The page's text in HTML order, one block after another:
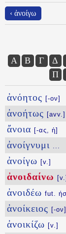
‹ ἀνοίγω
Α Β Γ Δ
Π
ἀνόητος [-ον]
ἀνοήτως [avv.]
ἄνοια [-ας, ἡ]
ἀνοίγνυμι ...
ἀνοίγω [v.]
ἀνοιδαίνω [v.]
ἀνοιδέω fut.
ἀνοίκειος [-ον]
ἀνοικίζω [v.]